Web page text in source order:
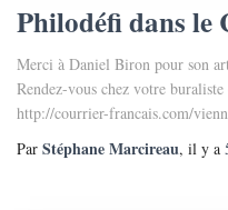
Philodéfi dans
Merci à Daniel Biron pour son
Rendez-vous chez votre
http://courrier-francais.com/
Par Stéphane Marcireau, il y a